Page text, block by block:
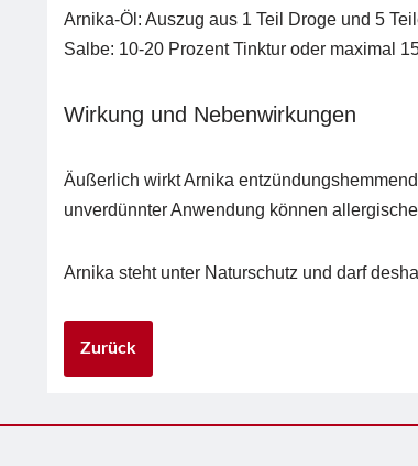
Arnika-Öl: Auszug aus 1 Teil Droge und 5
Salbe: 10-20 Prozent Tinktur oder maximal
Wirkung und Nebenwirkungen
Äußerlich wirkt Arnika
unverdünnter Anwendung können
Arnika steht unter Naturschutz und darf
Zurück